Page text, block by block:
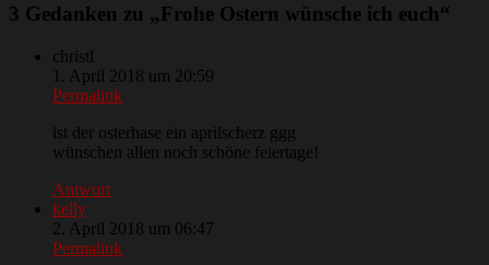
3 Gedanken zu „Frohe Ostern wünsche ich euch“
christl
1. April 2018 um 20:59
Permalink
ist der osterhase ein aprilscherz ggg
wünschen allen noch schöne feiertage!
Antwort
kelly
2. April 2018 um 06:47
Permalink